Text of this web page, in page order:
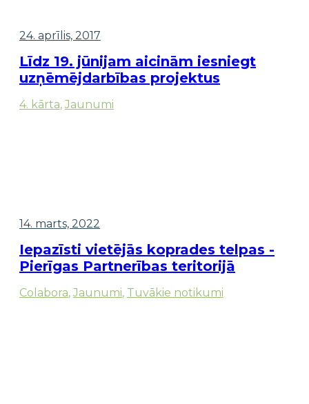
24. aprīlis, 2017
Līdz 19. jūnijam aicinām iesniegt
uzņēmējdarbības projektus
4. kārta, Jaunumi
14. marts, 2022
Iepazīsti vietējās koprades telpas -
Pierīgas Partnerības teritorijā
Colabora, Jaunumi, Tuvākie notikumi